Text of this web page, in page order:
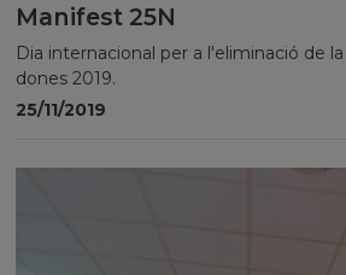
Manifest 25N
Dia internacional per a l'eliminació de
dones 2019.
25/11/2019